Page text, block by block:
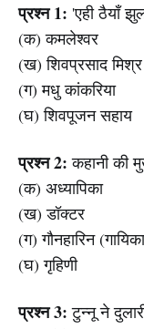
प्रश्न 1: 'एही ठैयाँ
(क) कमलेश्वर
(ख) शिवप्रसाद
(ग) मधु कांकरिया
(घ) शिवपूजन सहाय
प्रश्न 2: कहानी की
(क) अध्यापिका
(ख) डॉक्टर
(ग) गौनहारिन
(घ) गृहिणी
प्रश्न 3: टुन्नू ने